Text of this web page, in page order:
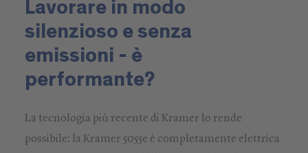
Lavorare in modo
silenzioso e senza
emissioni - è
performante?
La tecnologia più recente di Kramer lo rende
possibile: la Kramer 5055e è completamente elettrica